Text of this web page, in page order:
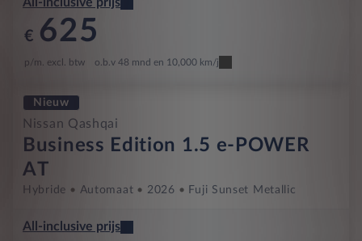
€ 625
p/m. excl. btw o.b.v 48 mnd en 10,000 km/j
Nieuw
Nissan Qashqai
Business Edition 1.5 e-POWER
AT
Hybride Automaat 2026 Fuji Sunset Metallic
All-inclusive prijs